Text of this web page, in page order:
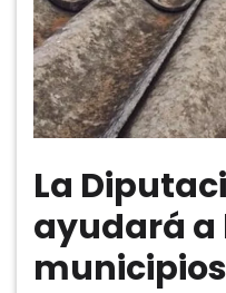
La
ayudará a
municipios